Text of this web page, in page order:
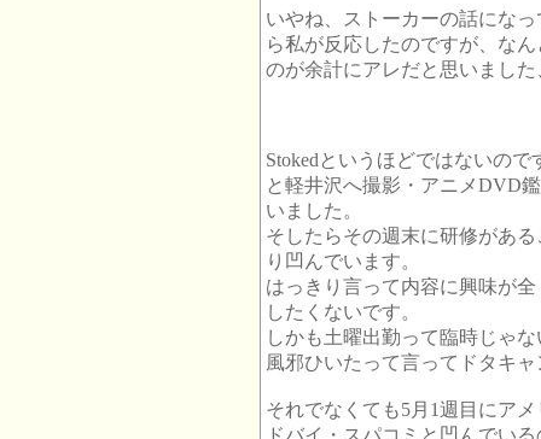
いやね、ストーカーの話にな
ら私が反応したのですが、な
のが余計にアレだと思いました
Stokedというほどではないので
と軽井沢へ撮影・アニメDVD
いました。
そしたらその週末に研修があ
り凹んでいます。
はっきり言って内容に興味が
したくないです。
しかも土曜出勤って臨時じゃ
風邪ひいたって言ってドタキ
それでなくても5月1週目にア
ドバイ・スパコミと凹んでい